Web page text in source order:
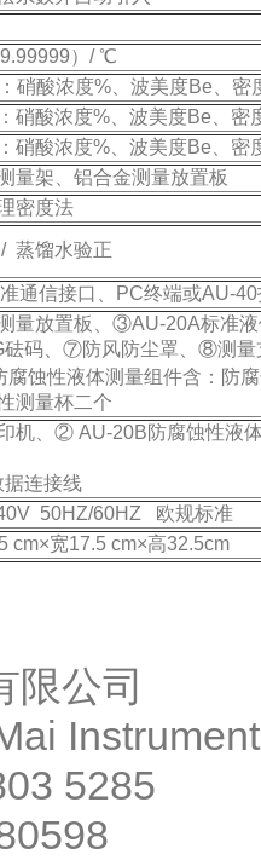
）/ ℃
硝酸浓度%、波美度Be、密
硝酸浓度%、波美度Be、密
硝酸浓度%、波美度Be、密
量架、铝合金测量放置板
密度法
蒸馏水验正
通信接口、PC终端或AU-
量放置板、③AU-20A标准
码、⑦防风防尘罩、⑧测量
蚀性液体测量组件含：防
测量杯二个
机、② AU-20B防腐蚀性液
连接线
50HZ/60HZ 欧规标准
cm×宽17.5 cm×高32.5cm
限公司